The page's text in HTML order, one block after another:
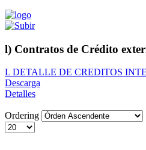
l) Contratos de Crédito
L DETALLE DE CREDITOS
Descarga
Detalles
Ordering